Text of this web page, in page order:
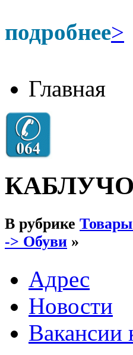
подробнее>
Главная
В рубрике
-> Обуви »
Адрес
Новости
Вакансии